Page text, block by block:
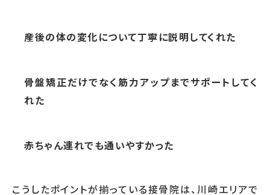
産後の体の変化について丁寧に説明してくれた
骨盤矯正だけでなく筋力アップまでサポートしてく
れた
赤ちゃん連れでも通いやすかった
こうしたポイントが揃っている接骨院は、川崎エリアで